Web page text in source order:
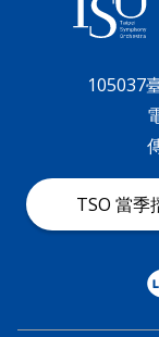
105037
TSO 當季